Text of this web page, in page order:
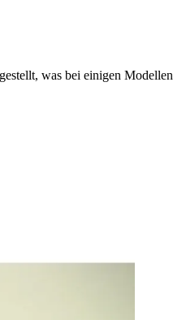
was bei einigen